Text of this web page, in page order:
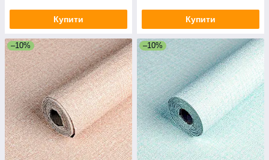
Купити Купити
–10% –10%